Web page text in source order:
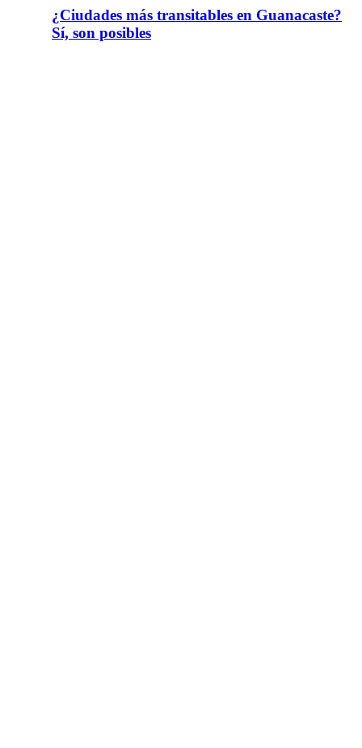
¿Ciudades más transitables en Guanacaste?
Sí, son posibles